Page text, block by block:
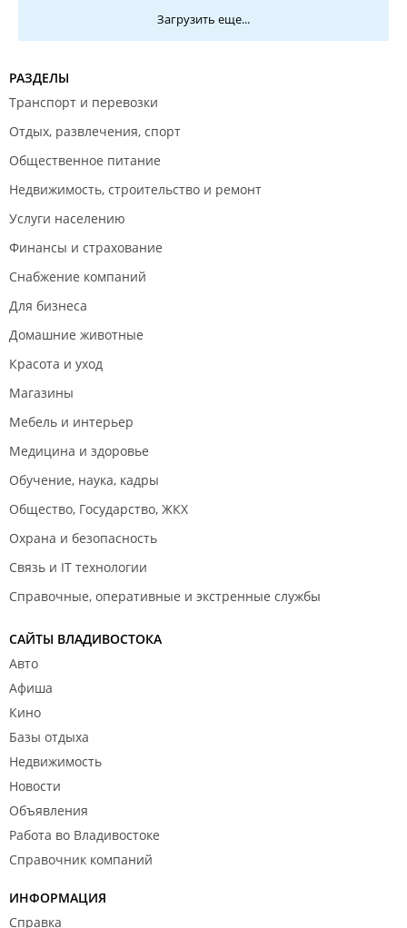
Загрузить еще...
РАЗДЕЛЫ
Транспорт и перевозки
Отдых, развлечения, спорт
Общественное питание
Недвижимость, строительство и ремонт
Услуги населению
Финансы и страхование
Снабжение компаний
Для бизнеса
Домашние животные
Красота и уход
Магазины
Мебель и интерьер
Медицина и здоровье
Обучение, наука, кадры
Общество, Государство, ЖКХ
Охрана и безопасность
Связь и IT технологии
Справочные, оперативные и экстренные службы
САЙТЫ ВЛАДИВОСТОКА
Авто
Афиша
Кино
Базы отдыха
Недвижимость
Новости
Объявления
Работа во Владивостоке
Справочник компаний
ИНФОРМАЦИЯ
Справка